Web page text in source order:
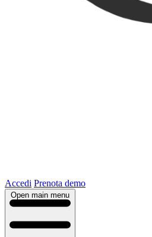
Accedi Prenota demo
Open main menu